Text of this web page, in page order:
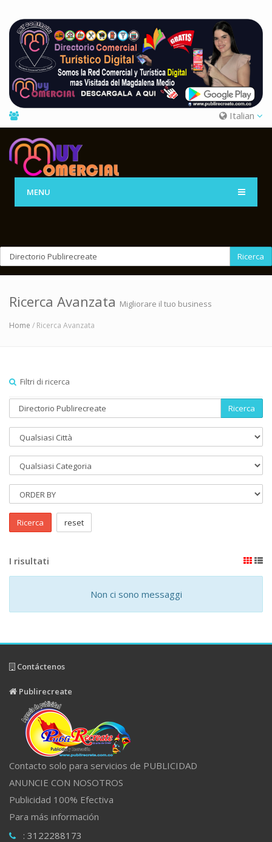
Italian
MENU
Ricerca
Ricerca Avanzata Migliorare il tuo business
Home / Ricerca Avanzata
Filtri di ricerca
Ricerca
Ricerca reset
I risultati
Non ci sono messaggi
Contáctenos
Publirecreate
Contacto solo para servicios de PUBLICIDAD
ANUNCIE CON NOSOTROS
Publicidad 100% Efectiva
Para más información
: 3122288173